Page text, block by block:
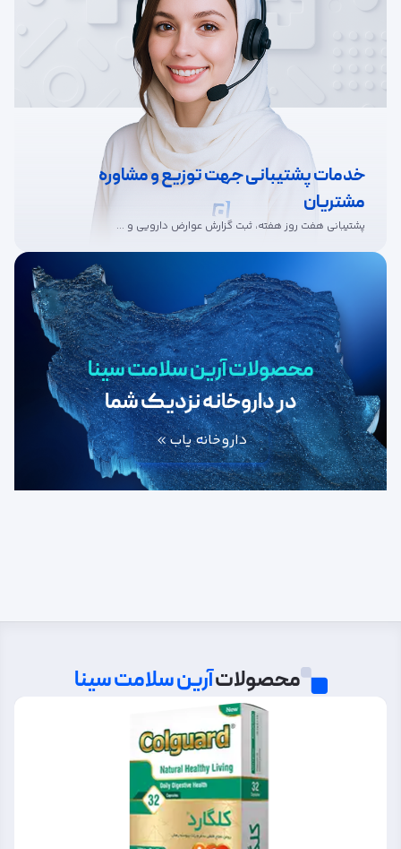
خدمات پشتیبانی جهت توزیع و مشاوره
مشتریان
پشتیبانی هفت روز هفته، ثبت گزارش عوارض دارویی و ...
محصولات آرین سلامت سینا
در داروخانه نزدیک شما
داروخانه یاب
محصولاتآرین سلامت سینا
سیستم گوارش